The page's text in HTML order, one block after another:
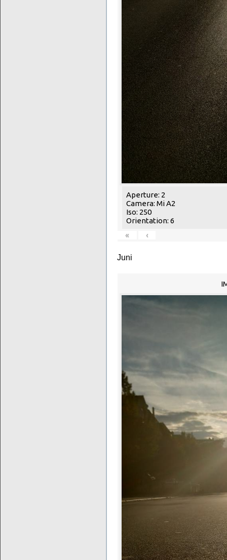
Aperture: 2
Camera: Mi A2
Iso: 250
Orientation: 6
«
‹
Juni